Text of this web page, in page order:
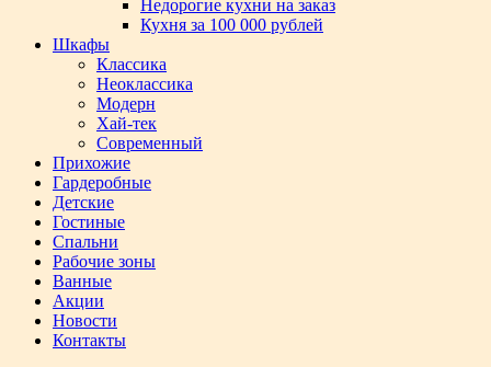
Недорогие кухни на заказ
Кухня за 100 000 рублей
Шкафы
Классика
Неоклассика
Модерн
Хай-тек
Современный
Прихожие
Гардеробные
Детские
Гостиные
Спальни
Рабочие зоны
Ванные
Акции
Новости
Контакты